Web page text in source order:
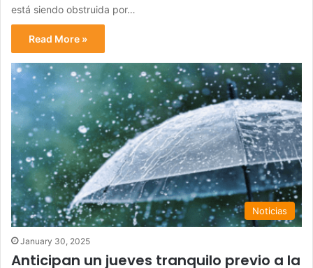
está siendo obstruida por…
Read More »
Noticias
January 30, 2025
Anticipan un jueves tranquilo previo a la